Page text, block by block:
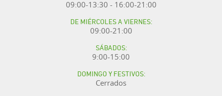
09:00-13:30 - 16:00-21:00
DE MIÉRCOLES A VIERNES:
09:00-21:00
SÁBADOS:
9:00-15:00
DOMINGO Y FESTIVOS:
Cerrados